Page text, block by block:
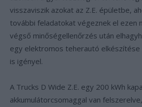
visszaviszik azokat az Z.E. épületbe,
további feladatokat végeznek el ezen
végső minőségellenőrzés után
egy elektromos teherautó elkészítése
is igényel.
A Trucks D Wide Z.E. egy 200 kWh
akkumulátorcsomaggal van